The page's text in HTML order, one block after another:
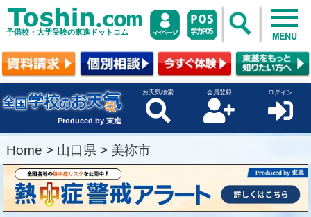
予備校・大学受験の東進ドットコム MENU
Produced by 東進
お天気検索 会員登録 ログイン
Home > 山口県 > 美祢市